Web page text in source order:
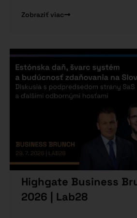
Zobraziť viac
Highgate Business
2026 | Lab28